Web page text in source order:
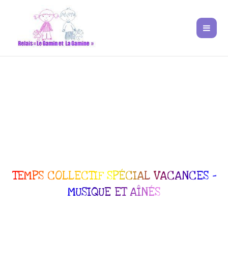
TEMPS COLLECTIF SPÉCIAL VACANCES –
MUSIQUE ET AÎNÉS